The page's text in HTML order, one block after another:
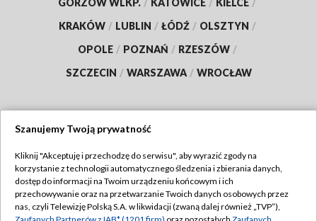
GORZÓW WLKP. / KATOWICE / KIELCE /
KRAKÓW / LUBLIN / ŁÓDŹ / OLSZTYN /
OPOLE / POZNAŃ / RZESZÓW /
SZCZECIN / WARSZAWA / WROCŁAW
TVP
Abonament TVP
Emisja w TVP
Regulamin TVP
Szanujemy Twoją prywatność
Kliknij "Akceptuję i przechodzę do serwisu", aby wyrazić zgody na
korzystanie z technologii automatycznego śledzenia i zbierania danych,
dostęp do informacji na Twoim urządzeniu końcowym i ich
przechowywanie oraz na przetwarzanie Twoich danych osobowych przez
nas, czyli Telewizję Polską S.A. w likwidacji (zwaną dalej również „TVP”),